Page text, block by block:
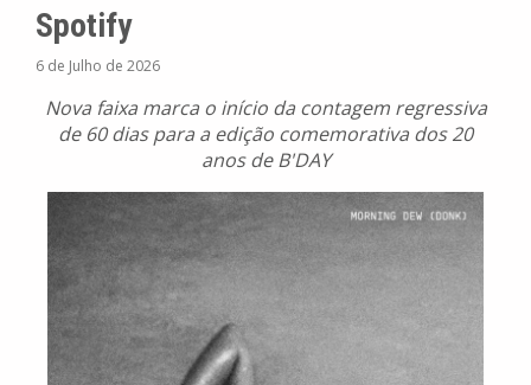
Spotify
6 de Julho de 2026
Nova faixa marca o início da contagem regressiva
de 60 dias para a edição comemorativa dos 20
anos de B'DAY